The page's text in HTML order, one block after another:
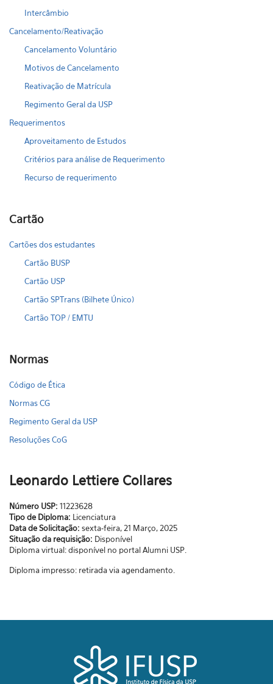
Intercâmbio
Cancelamento/Reativação
Cancelamento Voluntário
Motivos de Cancelamento
Reativação de Matrícula
Regimento Geral da USP
Requerimentos
Aproveitamento de Estudos
Critérios para análise de Requerimento
Recurso de requerimento
Cartão
Cartões dos estudantes
Cartão BUSP
Cartão USP
Cartão SPTrans (Bilhete Único)
Cartão TOP / EMTU
Normas
Código de Ética
Normas CG
Regimento Geral da USP
Resoluções CoG
Leonardo Lettiere Collares
Número USP: 11223628
Tipo de Diploma: Licenciatura
Data de Solicitação: sexta-feira, 21 Março, 2025
Situação da requisição: Disponível
Diploma virtual: disponível no portal Alumni USP.
Diploma impresso: retirada via agendamento.